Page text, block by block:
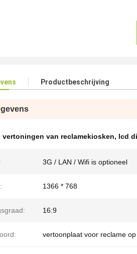
Productbeschrijving
vertoningen van reclamekiosken, lcd
3G / LAN / Wifi is optioneel
1366 * 768
16:9
vertoonplaat voor reclame